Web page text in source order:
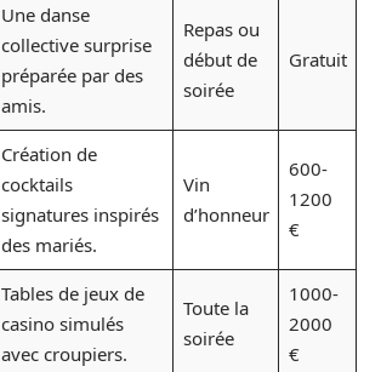
Une danse
collective surprise
préparée par des
amis.
Repas ou
début de
soirée
Gratuit
Création de
cocktails
signatures inspirés
des mariés.
Vin
d’honneur
600-
1200
€
Tables de jeux de
casino simulés
avec croupiers.
Toute la
soirée
1000-
2000
€